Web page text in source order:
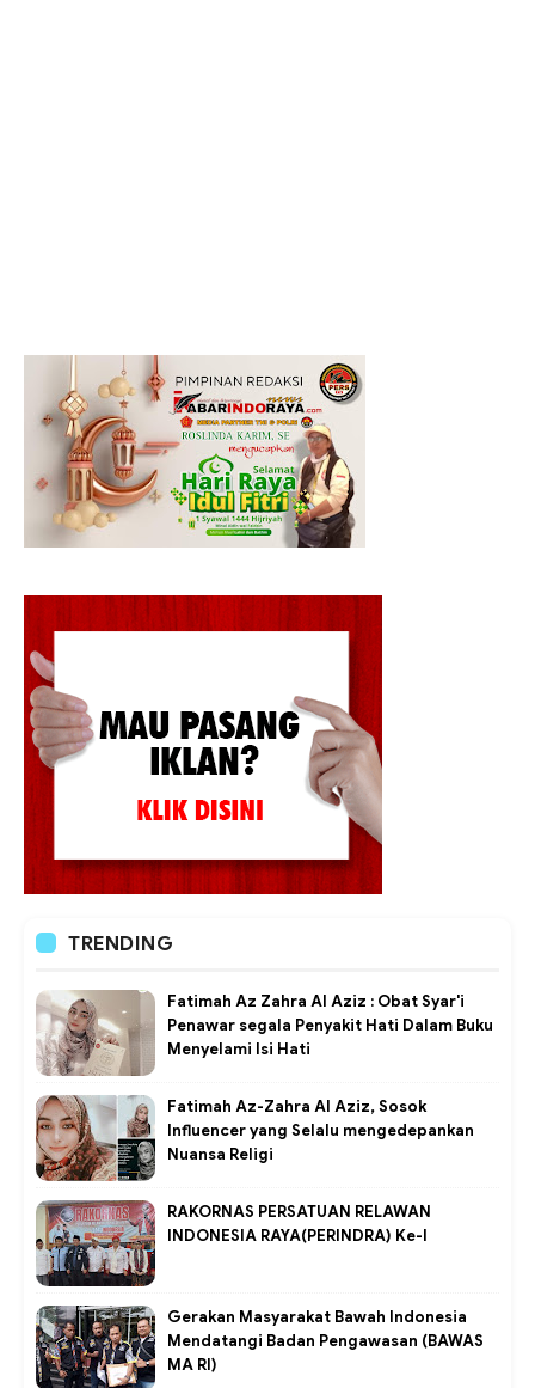
TRENDING
Fatimah Az Zahra Al Aziz : Obat Syar'i
Penawar segala Penyakit Hati Dalam Buku
Menyelami Isi Hati
Fatimah Az-Zahra Al Aziz, Sosok
Influencer yang Selalu mengedepankan
Nuansa Religi
RAKORNAS PERSATUAN RELAWAN
INDONESIA RAYA(PERINDRA) Ke-I
Gerakan Masyarakat Bawah Indonesia
Mendatangi Badan Pengawasan (BAWAS
MA RI)